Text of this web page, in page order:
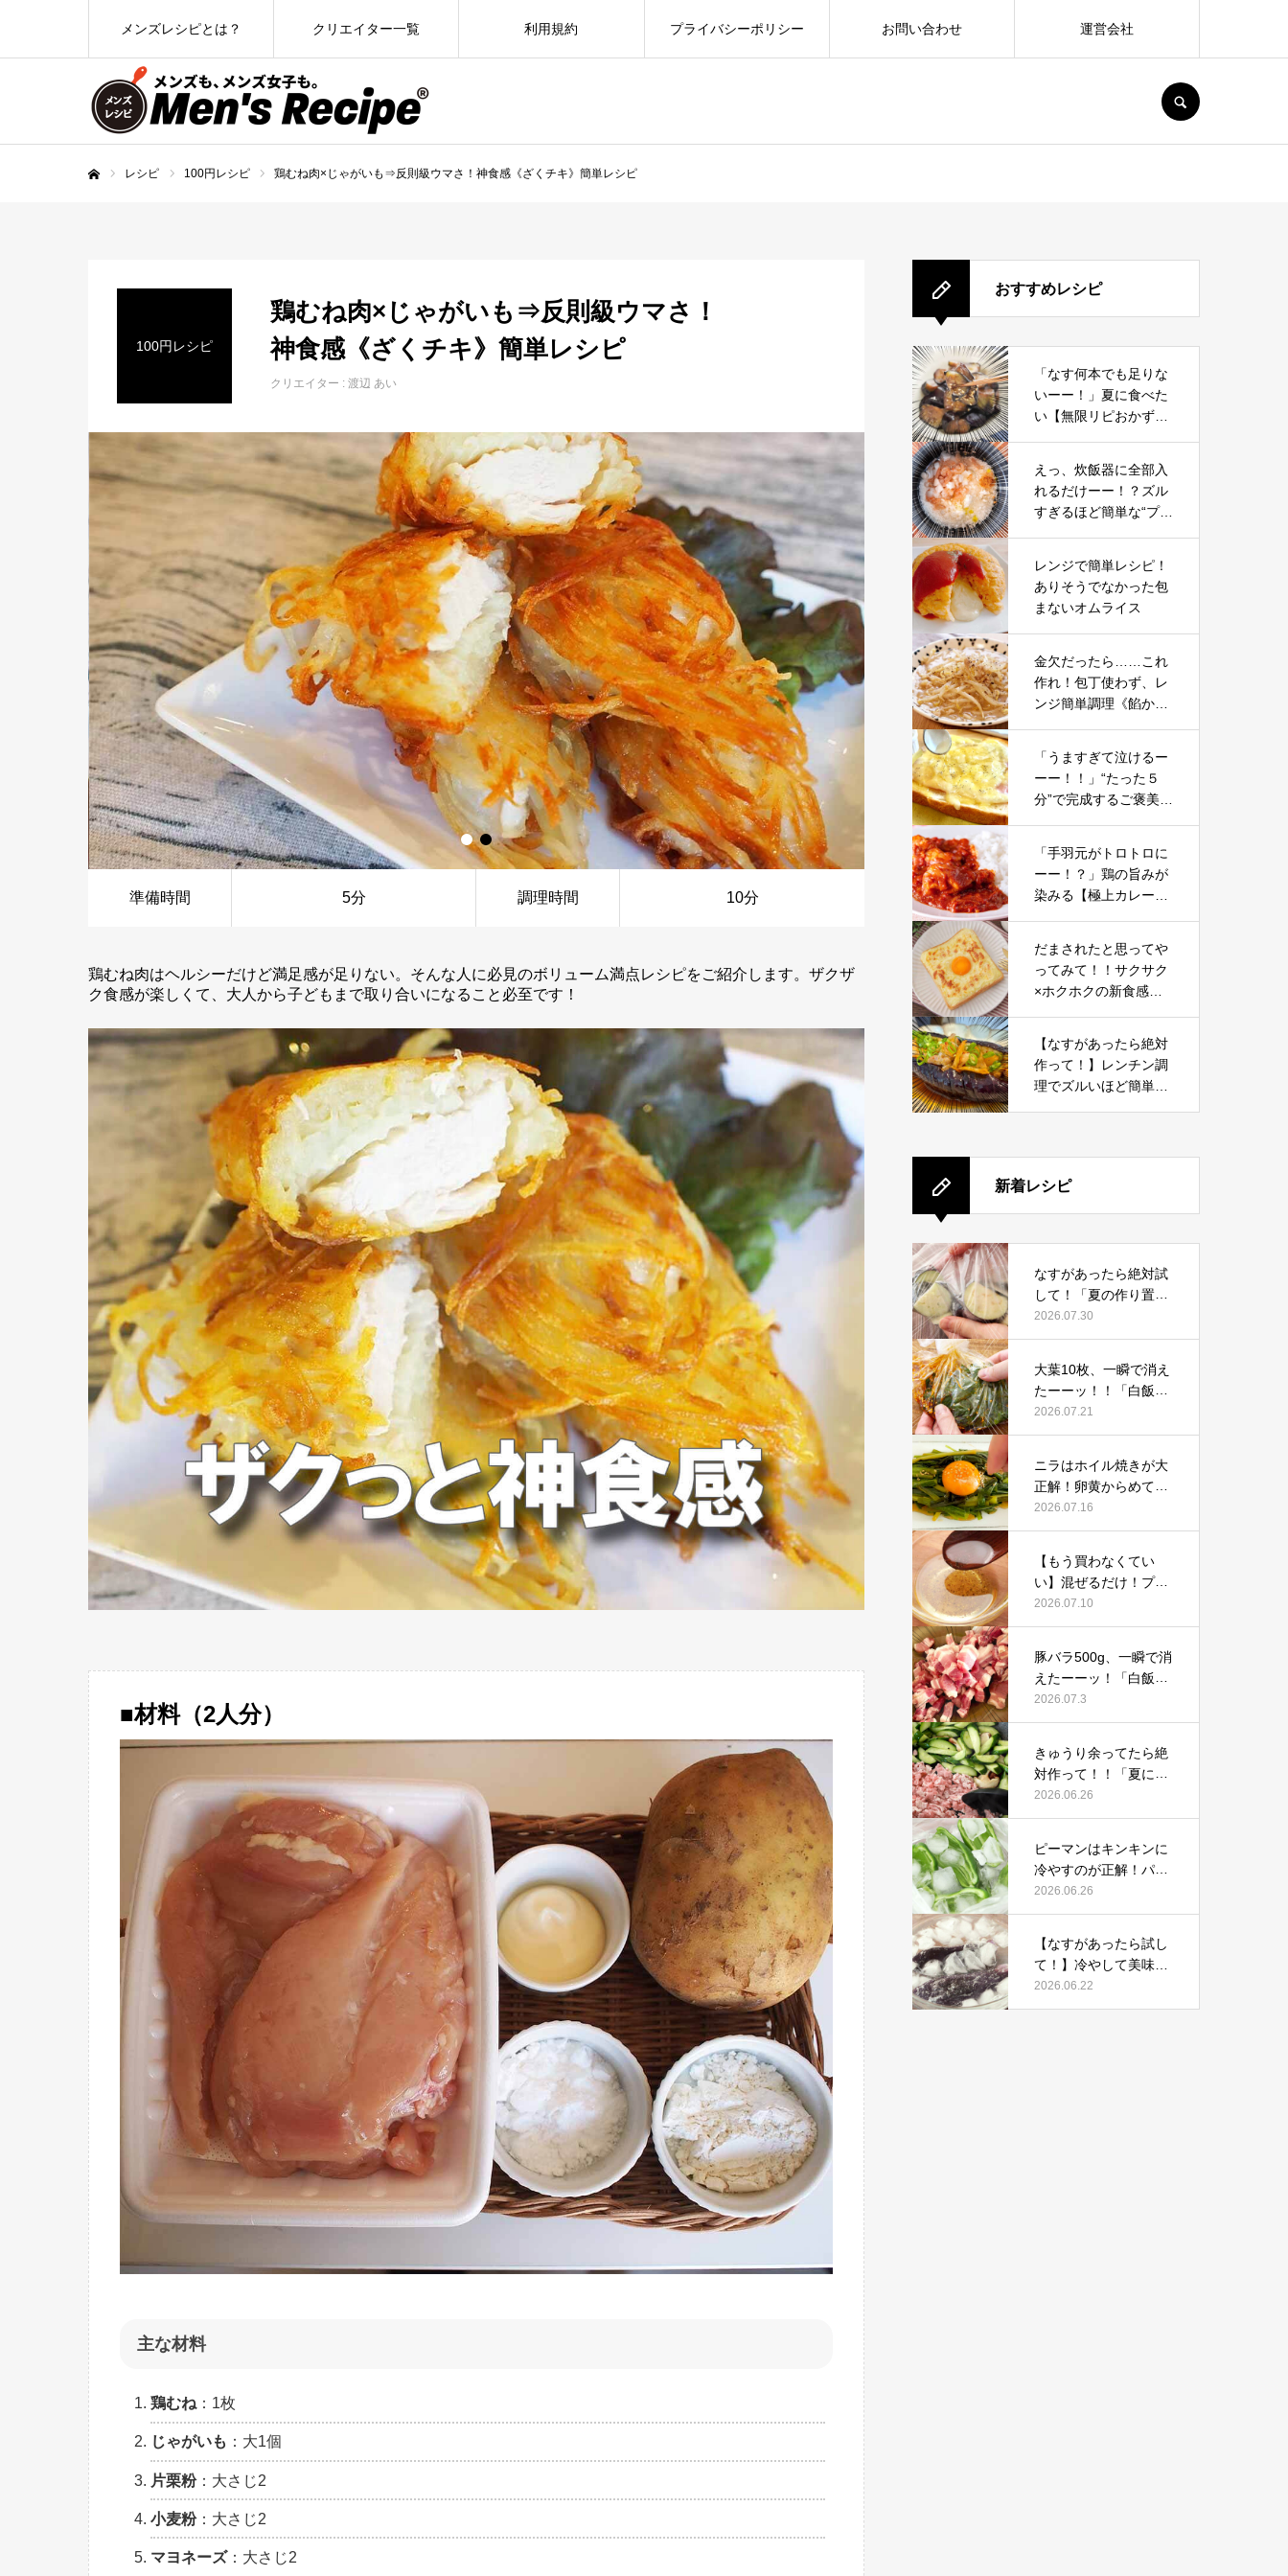
メンズレシピとは？ クリエイター一覧 利用規約 プライバシーポリシー お問い合わせ 運営会社
レシピ 100円レシピ 鶏むね肉×じゃがいも⇒反則級ウマさ！神食感《ざくチキ》簡単レシピ
100円レシピ
鶏むね肉×じゃがいも⇒反則級ウマさ！
神食感《ざくチキ》簡単レシピ
クリエイター : 渡辺 あい
準備時間 5分 調理時間 10分
鶏むね肉はヘルシーだけど満足感が足りない。そんな人に必見のボリューム満点レシピをご紹介します。ザクザ
ク食感が楽しくて、大人から子どもまで取り合いになること必至です！
■材料（2人分）
主な材料
鶏むね ：1枚
じゃがいも ：大1個
片栗粉：大さじ2
小麦粉：大さじ2
マヨネーズ：大さじ2
おすすめレシピ
「なす何本でも足りな
いーー！」夏に食べた
い【無限リピおかず】
えっ、炊飯器に全部入
れるだけーー！？ズル
すぎるほど簡単な“プロ
レンジで簡単レシピ！
ありそうでなかった包
まないオムライス
金欠だったら……これ
作れ！包丁使わず、レ
ンジ簡単調理《餡かけ
「うますぎて泣けるー
ーー！！」“たった５
分”で完成するご褒美
「手羽元がトロトロに
ーー！？」鶏の旨みが
染みる【極上カレー】
だまされたと思ってや
ってみて！！サクサク
×ホクホクの新食感！
【なすがあったら絶対
作って！】レンチン調
理でズルいほど簡単。
新着レシピ
なすがあったら絶対試
して！「夏の作り置き
にもピッタリ」鶏肉と
なすの感動レシピ
2026.07.30
大葉10枚、一瞬で消え
たーーッ！！「白飯が
止まらん」漬けるだけ
の感動レシピ
2026.07.21
ニラはホイル焼きが大
正解！卵黄からめて
「ウマすぎる」トース
ターで作る絶品レシピ
2026.07.16
【もう買わなくてい
い】混ぜるだけ！プロ
考案の「フレンチドレ
ッシング」感動レシピ
2026.07.10
豚バラ500g、一瞬で消
えたーーッ！「白飯が
止まらん」フライパン
ひとつの感動レシピ
2026.07.3
きゅうり余ってたら絶
対作って！！「夏にぴ
ったり」炒めるだけの
感動おかず
2026.06.26
ピーマンはキンキンに
冷やすのが正解！パリ
パリ食感やみつき「豚
しゃぶ生ピーマン」
2026.06.26
【なすがあったら試し
て！】冷やして美味し
い＆レンジで絶品「や
みつきよだれナス」
2026.06.22